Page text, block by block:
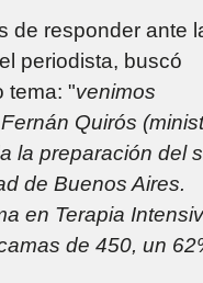
de responder ante
periodista, buscó
tema: "venimos
Quirós
la preparación del
de Buenos Aires.
en Terapia
de 450, un